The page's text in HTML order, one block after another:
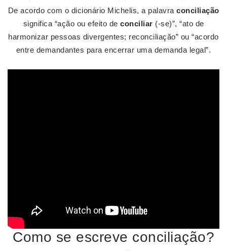
De acordo com o dicionário Michelis, a palavra conciliação
significa “ação ou efeito de conciliar (-se)”, “ato de
harmonizar pessoas divergentes; reconciliação” ou “acordo
entre demandantes para encerrar uma demanda legal”.
Como se escreve conciliação?